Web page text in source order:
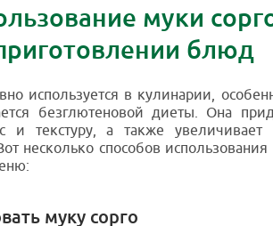
муки
блюд
используется в кулинарии,
безглютеновой диеты. Она
и текстуру, а также увеличивает
несколько способов
муку сорго